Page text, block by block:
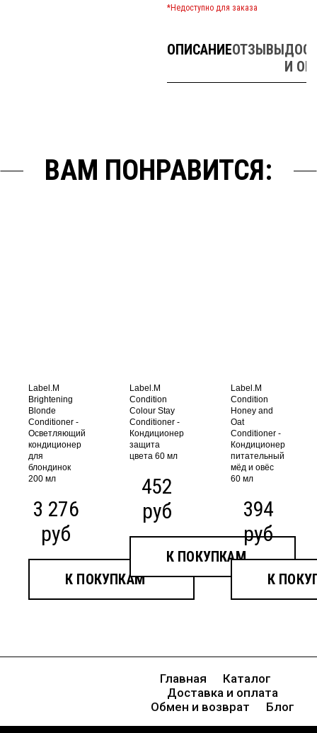
*Недоступно для заказа
ОПИСАНИЕОТЗЫВЫ
И
ВАМ ПОНРАВИТСЯ:
Label.M
Brightening
Blonde
Conditioner -
Осветляющий
кондиционер
для
блондинок
200 мл
3 276
руб
К ПОКУПКАМ
Label.M
Condition
Colour Stay
Conditioner -
Кондиционер
защита
цвета 60 мл
452
руб
К ПОКУПКАМ
Label.M
Condition
Honey and
Oat
Conditioner -
Кондиционер
питательный
мёд и овёс
60 мл
394
руб
К
Главная
Каталог
Доставка и оплата
Обмен и возврат
Блог